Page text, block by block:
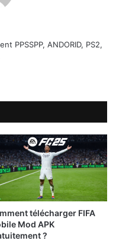
PPSSPP, ANDORID, PS2,
télécharger FIFA
Mod APK
?